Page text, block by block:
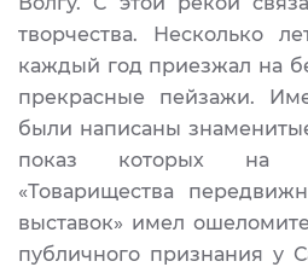
творчества. Несколько
каждый год приезжал на
прекрасные пейзажи.
были написаны
показ которых на
«Товарищества
выставок» имел
публичного признания у